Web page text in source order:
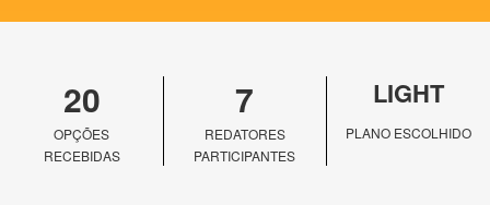
20
OPÇÕES
RECEBIDAS
7
REDATORES
PARTICIPANTES
LIGHT
PLANO ESCOLHIDO